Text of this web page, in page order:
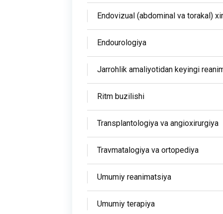
Endovizual (abdominal va torakal)
Endourologiya
Jarrohlik amaliyotidan keyingi
Ritm buzilishi
Transplantologiya va angioxirurgiya
Travmatalogiya va ortopediya
Umumiy reanimatsiya
Umumiy terapiya